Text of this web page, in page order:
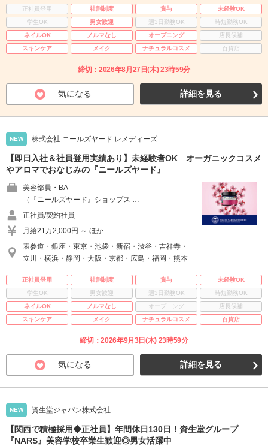
正社員登用 社割制度 賞与
未経験OK
学生OK
男女歓迎 週3日勤務OK
時短勤務OK
ネイルOK
ノルマなし オープニング
店長候補
スキンケア
メイク ナチュラルコスメ 百貨店
締切：2026年8月27日(木) 23時59分
気になる 詳細を見る
NEW 株式会社 ニールズヤード レメディーズ
【即日入社＆社員登用実績あり】未経験者OK オーガニックコスメ
やアロマでおなじみの『ニールズヤード』
美容部員・BA
（『ニールズヤード』ショップス …
正社員/契約社員
月給21万2,000円 ～ ほか
表参道・銀座・東京・池袋・新宿・渋谷・吉祥寺・
立川・横浜・静岡・大阪・京都・広島・福岡・熊本
正社員登用 社割制度 賞与
未経験OK
学生OK
男女歓迎 週3日勤務OK
時短勤務OK
ネイルOK
ノルマなし オープニング
店長候補
スキンケア
メイク ナチュラルコスメ 百貨店
締切：2026年9月3日(木) 23時59分
気になる 詳細を見る
NEW 資生堂ジャパン株式会社
【関西で積極採用◆正社員】年間休日130日！資生堂グループ
『NARS』美容学校卒業生歓迎◎男女活躍中